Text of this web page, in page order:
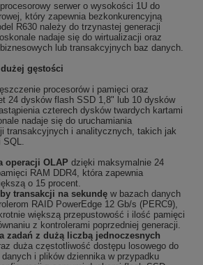
serwer o wysokości 1U do
który zapewnia bezkonkurencyjną
R630 należy do trzynastej generacji
nadaje się do wirtualizacji oraz
lub transakcyjnych baz danych.
gęstości
procesorów i pamięci oraz
24 dysków flash SSD 1,8" lub 10 dysków
czterech dysków twardych kartami
nadaje się do uruchamiania
transakcyjnych i analitycznych, takich jak
operacji OLAP dzięki maksymalnie 24
RAM DDR4, która zapewnia
o 15 procent.
transakcji na sekundę w bazach danych
RAID PowerEdge 12 Gb/s (PERC9),
większą przepustowość i ilość pamięci
z kontrolerami poprzedniej generacji.
zadań z dużą liczbą jednoczesnych
duża częstotliwość dostępu losowego do
i plików dziennika w przypadku